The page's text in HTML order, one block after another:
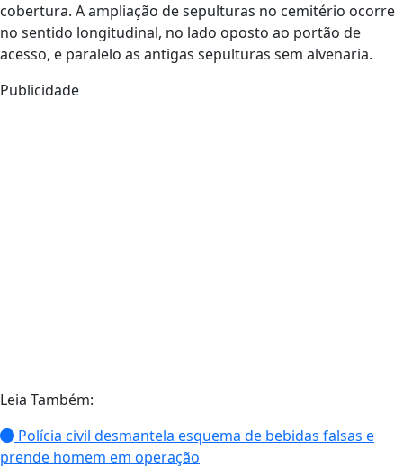
cobertura. A ampliação de sepulturas no cemitério ocorre
no sentido longitudinal, no lado oposto ao portão de
acesso, e paralelo as antigas sepulturas sem alvenaria.
Publicidade
Leia Também:
Polícia civil desmantela esquema de bebidas falsas e
prende homem em operação